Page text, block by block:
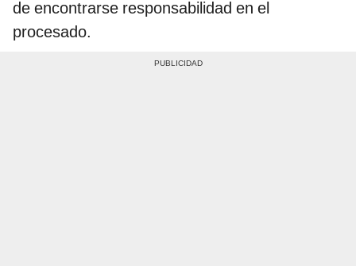
de encontrarse responsabilidad en el
procesado.